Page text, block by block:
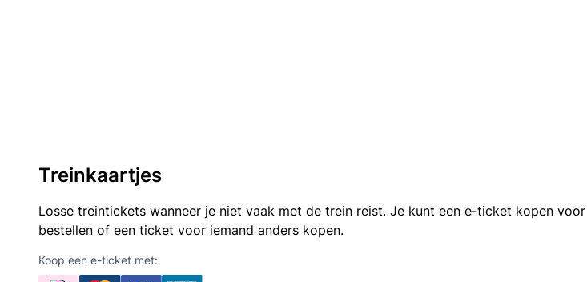
Treinkaartjes
Losse treintickets wanneer je niet vaak met de trein reist. Je kunt een e-ticket kopen
bestellen of een ticket voor iemand anders kopen.
Koop een e-ticket met: